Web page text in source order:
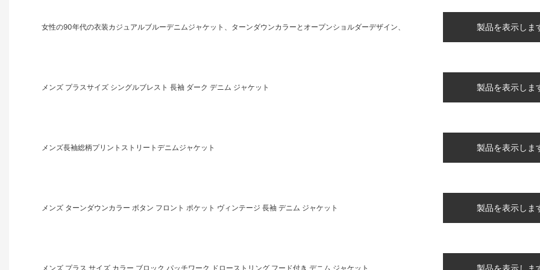
女性の90年代の衣装カジュアルブルーデニムジャケット、ターンダウンカラーとオープンショルダーデザイン、 製品を表示しま
メンズ プラスサイズ シングルブレスト 長袖 ダーク デニム ジャケット 製品を表示しま
メンズ長袖総柄プリントストリートデニムジャケット 製品を表示しま
メンズ ターンダウンカラー ボタン フロント ポケット ヴィンテージ 長袖 デニム ジャケット 製品を表示しま
メンズ プラス サイズ カラー ブロック パッチワーク ドローストリング フード付き デニム ジャケット 製品を表示しま